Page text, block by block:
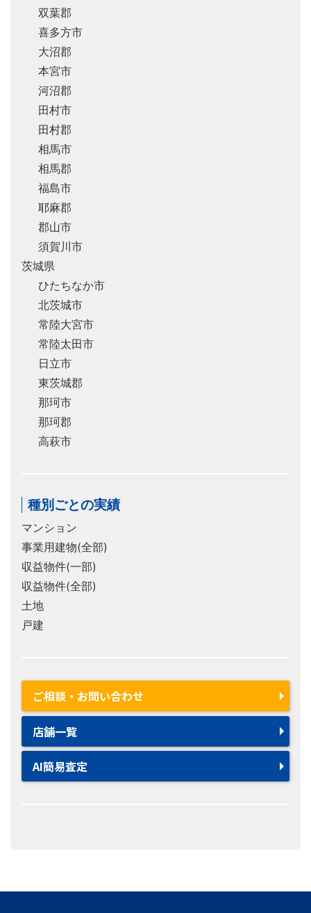
双葉郡
喜多方市
大沼郡
本宮市
河沼郡
田村市
田村郡
相馬市
相馬郡
福島市
耶麻郡
郡山市
須賀川市
茨城県
ひたちなか市
北茨城市
常陸大宮市
常陸太田市
日立市
東茨城郡
那珂市
那珂郡
高萩市
種別ごとの実績
マンション
事業用建物(全部)
収益物件(一部)
収益物件(全部)
土地
戸建
ご相談・お問い合わせ
店舗一覧
AI簡易査定